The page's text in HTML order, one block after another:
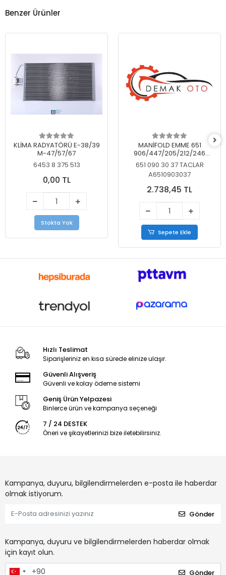
Benzer Ürünler
KLİMA RADYATÖRÜ E-38/39
M-47/57/67
6453 8 375 513
0,00 TL
Stokta Yok
MANİFOLD EMME 651
906/447/205/212/246
KELEBEKSİZ
651 090 30 37 TACLAR
A6510903037
2.738,45 TL
Sepete Ekle
Hızlı Teslimat
Siparişleriniz en kısa sürede elinize ulaşır.
Güvenli Alışveriş
Güvenli ve kolay ödeme sistemi
Geniş Ürün Yelpazesi
Binlerce ürün ve kampanya seçeneği
7 / 24 DESTEK
Öneri ve şikayetlerinizi bize iletebilirsiniz.
Kampanya, duyuru, bilgilendirmelerden e-posta ile haberdar
olmak istiyorum.
Gönder
Kampanya, duyuru ve bilgilendirmelerden haberdar olmak
için kayıt olun.
Gönder